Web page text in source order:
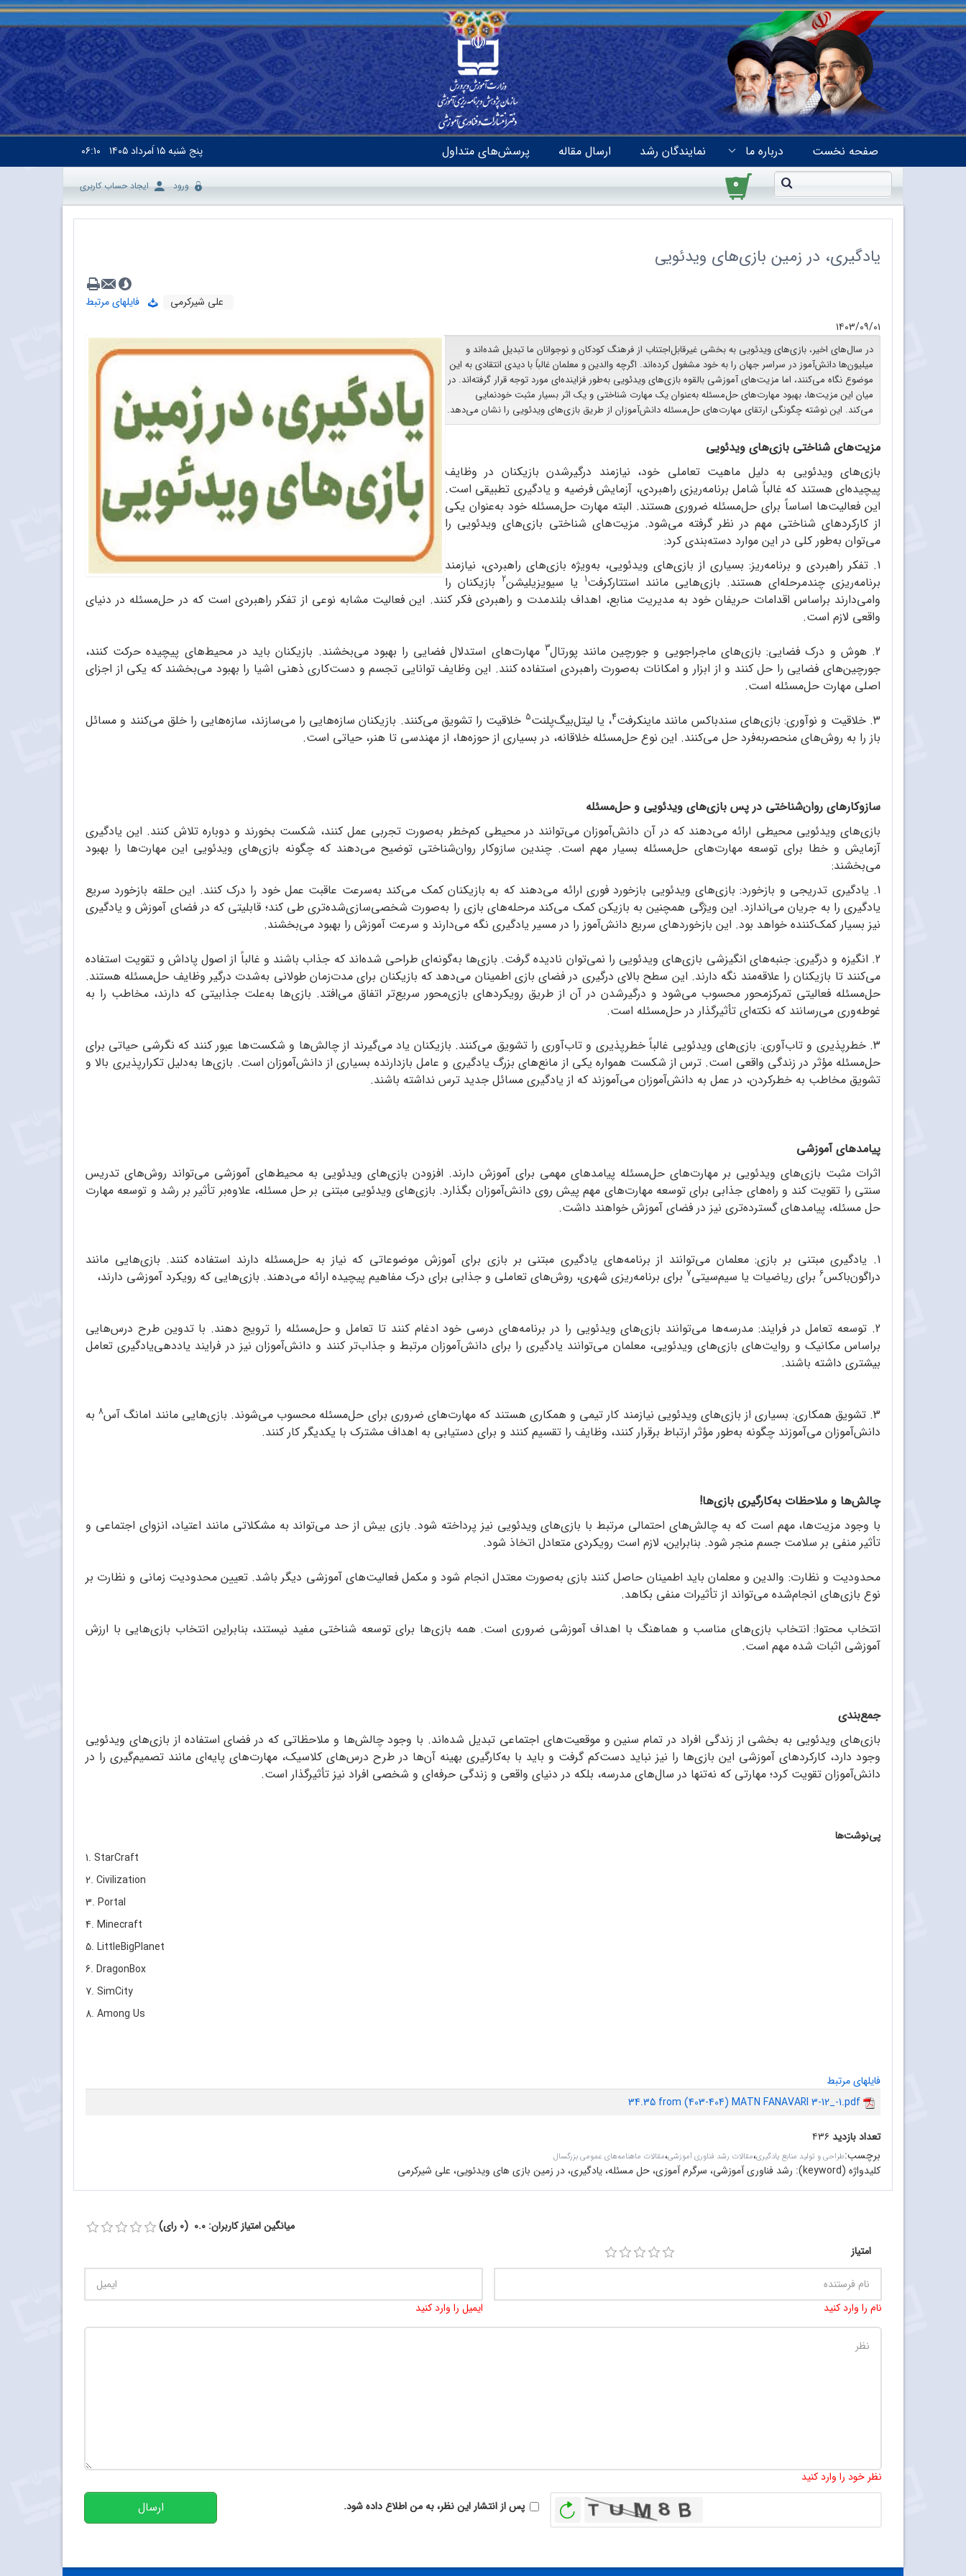
صفحه نخست درباره ما نمایندگان رشد ارسال مقاله پرسش‌های متداول پنج شنبه۱۵ اَمرداد ۱۴۰۵ ۰۶:۱۰
۰ ورود ایجاد حساب کاربری
یادگیری، در زمین بازی‌های ویدئویی
علی شیرکرمی
فایلهای مرتبط
۱۴۰۳/۰۹/۰۱
در سال‌های اخیر، بازی‌های ویدئویی به بخشی غیرقابل‌اجتناب از فرهنگ کودکان و نوجوانان ما تبدیل شده‌اند و
میلیون‌ها دانش‌آموز در سراسر جهان را به خود مشغول کرده‌اند. اگرچه والدین و معلمان غالباً با دیدی انتقادی به این
موضوع نگاه می‌کنند، اما مزیت‌های آموزشی بالقوه بازی‌های ویدئویی به‌طور فزاینده‌ای مورد توجه قرار گرفته‌اند. در
میان این مزیت‌ها، بهبود مهارت‌های حل‌مسئله به‌عنوان یک مهارت شناختی و یک اثر بسیار مثبت خودنمایی
می‌کند. این نوشته چگونگی ارتقای مهارت‌های حل‌مسئله دانش‌آموزان از طریق بازی‌های ویدئویی را نشان می‌دهد.
مزیت‌های شناختی بازی‌های ویدئویی
بازی‌های ویدئویی به دلیل ماهیت تعاملی خود، نیازمند درگیرشدن بازیکنان در وظایف
پیچیده‌ای هستند که غالباً شامل برنامه‌ریزی راهبردی، آزمایش فرضیه و یادگیری تطبیقی است.
این فعالیت‌ها اساساً برای حل‌مسئله ضروری هستند. البته مهارت حل‌مسئله خود به‌عنوان یکی
از کارکردهای شناختی مهم در نظر گرفته می‌شود. مزیت‌های شناختی بازی‌های ویدئویی را
می‌توان به‌طور کلی در این موارد دسته‌بندی کرد:
1. تفکر راهبردی و برنامه‌ریز: بسیاری از بازی‌های ویدئویی، به‌ویژه بازی‌های راهبردی، نیازمند
برنامه‌ریزی چندمرحله‌ای هستند. بازی‌هایی مانند استتارکرفت1 یا سیویزیلیشن2 بازیکنان را
وامی‌دارند براساس اقدامات حریفان خود به مدیریت منابع، اهداف بلندمدت و راهبردی فکر کنند. این فعالیت مشابه نوعی از تفکر راهبردی است که در حل‌مسئله در دنیای
واقعی لازم است.
2. هوش و درک فضایی: بازی‌های ماجراجویی و جورچین مانند پورتال
3 مهارت‌های استدلال فضایی را بهبود می‌بخشند. بازیکنان باید در محیط‌های پیچیده حرکت کنند،
جورچین‌های فضایی را حل کنند و از ابزار و امکانات به‌صورت راهبردی استفاده کنند. این وظایف توانایی تجسم و دست‌کاری ذهنی اشیا را بهبود می‌بخشند که یکی از اجزای
اصلی مهارت حل‌مسئله است.
3. خلاقیت و نوآوری: بازی‌های سندباکس مانند ماینکرفت
4، یا لیتل‌بیگ‌پلنت5 خلاقیت را تشویق می‌کنند. بازیکنان سازه‌هایی را می‌سازند، سازه‌هایی را خلق می‌کنند و مسائل
باز را به روش‌های منحصربه‌فرد حل می‌کنند. این نوع حل‌مسئله خلاقانه، در بسیاری از حوزه‌ها، از مهندسی تا هنر، حیاتی است.
سازوکارهای روان‌شناختی در پس بازی‌های ویدئویی و حل‌مسئله
بازی‌های ویدئویی محیطی ارائه می‌دهند که در آن دانش‌آموزان می‌توانند در محیطی کم‌خطر به‌صورت تجربی عمل کنند، شکست بخورند و دوباره تلاش کنند. این یادگیری
آزمایش و خطا برای توسعه مهارت‌های حل‌مسئله بسیار مهم است. چندین سازوکار روان‌شناختی توضیح می‌دهند که چگونه بازی‌های ویدئویی این مهارت‌ها را بهبود
می‌بخشند:
1. یادگیری تدریجی و بازخورد: بازی‌های ویدئویی بازخورد فوری ارائه می‌دهند که به بازیکنان کمک می‌کند به‌سرعت عاقبت عمل خود را درک کنند. این حلقه بازخورد سریع
یادگیری را به جریان می‌اندازد. این ویژگی همچنین به بازیکن کمک می‌کند مرحله‌های بازی را به‌صورت شخصی‌سازی‌شده‌تری طی کند؛ قابلیتی که در فضای آموزش و یادگیری
نیز بسیار کمک‌کننده خواهد بود. این بازخوردهای سریع دانش‌آموز را در مسیر یادگیری نگه می‌دارند و سرعت آموزش را بهبود می‌بخشند.
2. انگیزه و درگیری: جنبه‌های انگیزشی بازی‌های ویدئویی را نمی‌توان نادیده گرفت. بازی‌ها به‌گونه‌ای طراحی شده‌اند که جذاب باشند و غالباً از اصول پاداش و تقویت استفاده
می‌کنند تا بازیکنان را علاقه‌مند نگه دارند. این سطح بالای درگیری در فضای بازی اطمینان می‌دهد که بازیکنان برای مدت‌زمان طولانی به‌شدت درگیر وظایف حل‌مسئله هستند.
حل‌مسئله فعالیتی تمرکزمحور محسوب می‌شود و درگیرشدن در آن از طریق رویکردهای بازی‌محور سریع‌تر اتفاق می‌افتد. بازی‌ها به‌علت جذابیتی که دارند، مخاطب را به
غوطه‌وری می‌رسانند که نکته‌ای تأثیرگذار در حل‌مسئله است.
3. خطر‌پذیری و تاب‌آوری: بازی‌های ویدئویی غالباً خطر‌پذیری و تاب‌آوری را تشویق می‌کنند. بازیکنان یاد می‌گیرند از چالش‌ها و شکست‌ها عبور کنند که نگرشی حیاتی برای
حل‌مسئله مؤثر در زندگی واقعی است. ترس از شکست همواره یکی از مانع‌های بزرگ یادگیری و عامل بازدارنده بسیاری از دانش‌آموزان است. بازی‌ها به‌دلیل تکرارپذیری بالا و
تشویق مخاطب به خطرکردن، در عمل به دانش‌آموزان می‌آموزند که از یادگیری مسائل جدید ترس نداشته باشند.
پیامدهای آموزشی
اثرات مثبت بازی‌های ویدئویی بر مهارت‌های حل‌مسئله پیامدهای مهمی برای آموزش دارند. افزودن بازی‌های ویدئویی به محیط‌های آموزشی می‌تواند روش‌های تدریس
سنتی را تقویت کند و راه‌های جذابی برای توسعه مهارت‌های مهم پیش روی دانش‌آموزان بگذارد. بازی‌های ویدئویی مبتنی بر حل ‌مسئله، علاوه‌بر تأثیر بر رشد و توسعه مهارت
حل‌ مسئله، پیامدهای گسترده‌تری نیز در فضای آموزش خواهند داشت.
1. یادگیری مبتنی بر بازی: معلمان می‌توانند از برنامه‌‌های یادگیری مبتنی بر بازی برای آموزش موضوعاتی که نیاز به حل‌مسئله دارند استفاده کنند. بازی‌هایی مانند
دراگون‌باکس6 برای ریاضیات یا سیم‌سیتی7 برای برنامه‌ریزی شهری، روش‌های تعاملی و جذابی برای درک مفاهیم پیچیده ارائه می‌دهند. بازی‌هایی که رویکرد آموزشی دارند،
2. توسعه تعامل در فرایند: مدرسه‌ها می‌توانند بازی‌های ویدئویی را در برنامه‌های درسی خود ادغام کنند تا تعامل و حل‌مسئله را ترویج دهند. با تدوین طرح درس‌هایی
براساس مکانیک و روایت‌های بازی‌های ویدئویی، معلمان می‌توانند یادگیری را برای دانش‌آموزان مرتبط و جذاب‌تر کنند و دانش‌آموزان نیز در فرایند یاددهی‌یادگیری تعامل
بیشتری داشته باشند.
3. تشویق همکاری: بسیاری از بازی‌های ویدئویی نیازمند کار تیمی و همکاری هستند که مهارت‌های ضروری برای حل‌مسئله محسوب می‌شوند. بازی‌هایی مانند امانگ آس 8به
دانش‌آموزان می‌آموزند چگونه به‌طور مؤثر ارتباط برقرار کنند، وظایف را تقسیم کنند و برای دستیابی به اهداف مشترک با یکدیگر کار کنند.
چالش‌ها و ملاحظات به‌کارگیری بازی‌ها!
با وجود مزیت‌ها، مهم است که به چالش‌های احتمالی مرتبط با بازی‌های ویدئویی نیز پرداخته شود. بازی بیش از حد می‌تواند به مشکلاتی مانند اعتیاد، انزوای اجتماعی و
تأثیر منفی بر سلامت جسم منجر شود. بنابراین، لازم است رویکردی متعادل اتخاذ شود.
محدودیت و نظارت: والدین و معلمان باید اطمینان حاصل کنند بازی به‌صورت معتدل انجام شود و مکمل فعالیت‌های آموزشی دیگر باشد. تعیین محدودیت زمانی و نظارت بر
نوع بازی‌های انجام‌شده می‌تواند از تأثیرات منفی بکاهد.
انتخاب محتوا: انتخاب بازی‌های مناسب و هماهنگ با اهداف آموزشی ضروری است. همه بازی‌ها برای توسعه شناختی مفید نیستند، بنابراین انتخاب بازی‌هایی با ارزش
آموزشی اثبات شده مهم است.
جمع‌بندی
بازی‌های ویدئویی به بخشی از زندگی افراد در تمام سنین و موقعیت‌های اجتماعی تبدیل شده‌اند. با وجود چالش‌ها و ملاحظاتی که در فضای استفاده از بازی‌های ویدئویی
وجود دارد، کارکردهای آموزشی این بازی‌ها را نیز نباید دست‌کم گرفت و باید با به‌کارگیری بهینه آن‌ها در طرح درس‌های کلاسیک، مهارت‌های پایه‌ای مانند تصمیم‌گیری را در
دانش‌آموزان تقویت کرد؛ مهارتی که نه‌تنها در سال‌های مدرسه، بلکه در دنیای واقعی و زندگی حرفه‌ای و شخصی افراد نیز تأثیرگذار است.
پی‌نوشت‌ها
1. StarCraft
2. Civilization
3. Portal
4. Minecraft
5. LittleBigPlanet
6. DragonBox
7. SimCity
8. Among Us
فایلهای مرتبط
34.35 from (403-404) MATN FANAVARI 3-12_-1.pdf
تعداد بازدید۴۳۶
برچسب:طراحی و تولید منابع یادگیری،مقالات رشد فناوری آموزشی،مقالات ماهنامه‌های عمومی بزرگسال
کلیدواژه (keyword): رشد فناوری آموزشی، سرگرم آموزی، حل مسئله، یادگیری، در زمین بازی های ویدئویی، علی شیرکرمی
میانگین امتیاز کاربران: 0.0 (0 رای)
امتیاز
نام را وارد کنید ایمیل را وارد کنید
نظر خود را وارد کنید
بازخوانیپس از انتشار این نظر، به من اطلاع داده شود. ارسال